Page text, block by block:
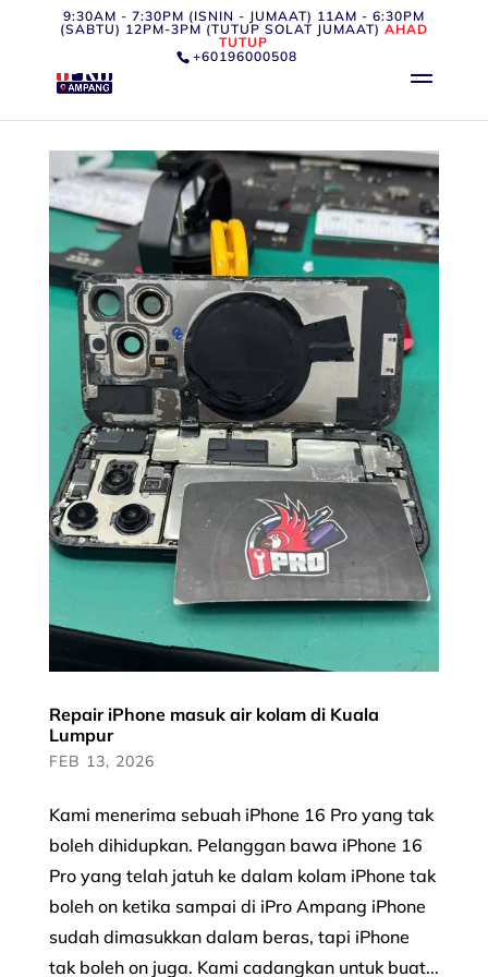
9:30AM - 7:30PM (ISNIN - JUMAAT) 11AM - 6:30PM
(SABTU) 12PM-3PM (TUTUP SOLAT JUMAAT) AHAD
TUTUP
+60196000508
Repair iPhone masuk air kolam di Kuala
Lumpur
FEB 13, 2026
Kami menerima sebuah iPhone 16 Pro yang tak
boleh dihidupkan. Pelanggan bawa iPhone 16
Pro yang telah jatuh ke dalam kolam iPhone tak
boleh on ketika sampai di iPro Ampang iPhone
sudah dimasukkan dalam beras, tapi iPhone
tak boleh on juga. Kami cadangkan untuk buat...